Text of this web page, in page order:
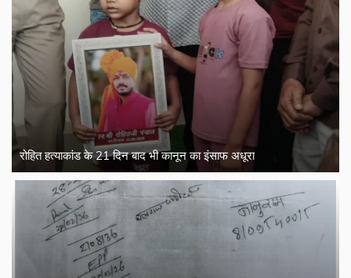
रोहित हत्याकांड के 21 दिन बाद भी कानून का इंसाफ अधूरा